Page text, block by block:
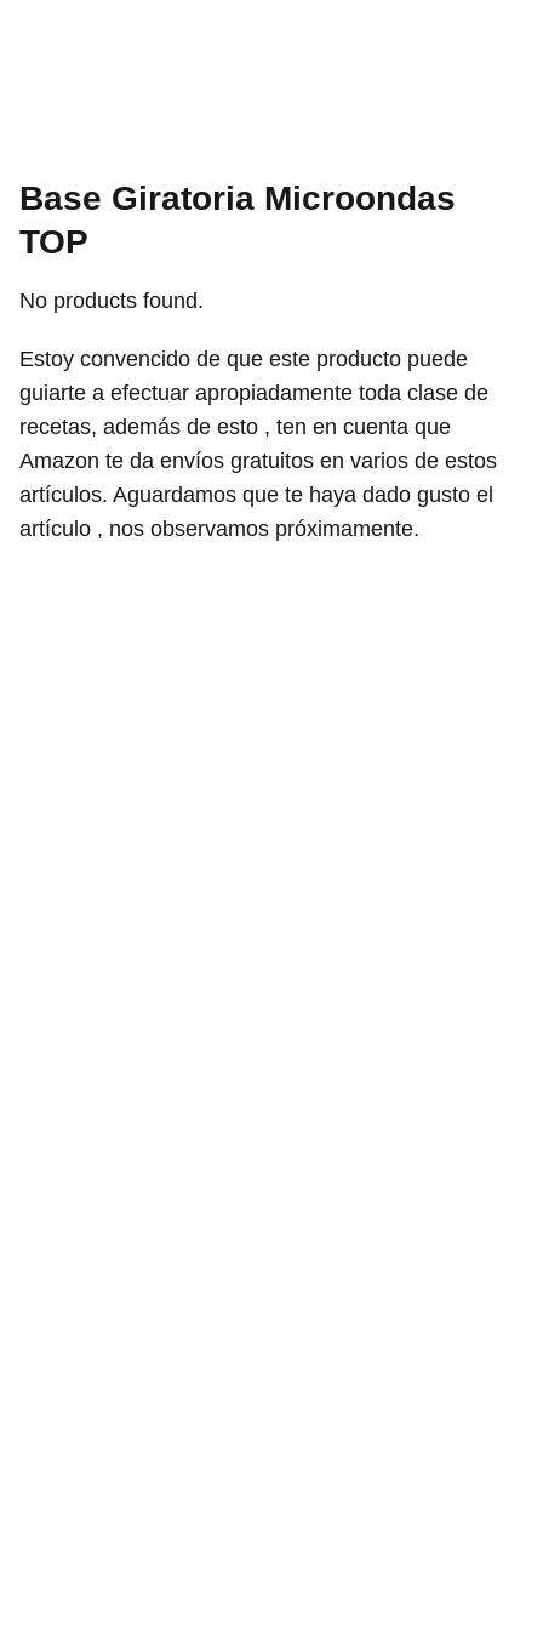
Base Giratoria Microondas
TOP
No products found.
Estoy convencido de que este producto puede
guiarte a efectuar apropiadamente toda clase de
recetas, además de esto , ten en cuenta que
Amazon te da envíos gratuitos en varios de estos
artículos. Aguardamos que te haya dado gusto el
artículo , nos observamos próximamente.